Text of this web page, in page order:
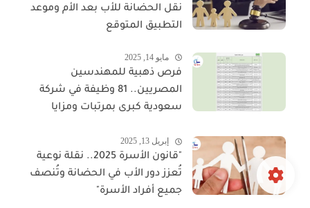
نقل الحضانة للأب بعد الأم وموعد
التطبيق المتوقع
مايو 14, 2025
فرص ذهبية للمهندسين
المصريين.. 81 وظيفة في شركة
سعودية كبرى بمرتبات ومزايا
إبريل 13, 2025
"قانون الأسرة 2025.. نقلة نوعية
تُعزز دور الأب في الحضانة وتُنصف
جميع أفراد الأسرة"